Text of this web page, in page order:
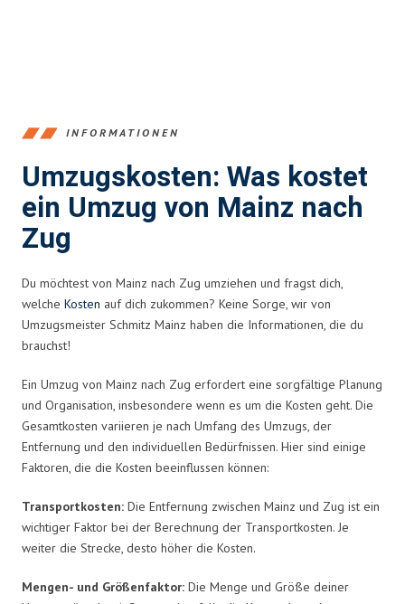
INFORMATIONEN
Umzugskosten: Was kostet
ein Umzug von Mainz nach
Zug
Du möchtest von Mainz nach Zug umziehen und fragst dich,
welche Kosten auf dich zukommen? Keine Sorge, wir von
Umzugsmeister Schmitz Mainz haben die Informationen, die du
brauchst!
Ein Umzug von Mainz nach Zug erfordert eine sorgfältige Planung
und Organisation, insbesondere wenn es um die Kosten geht. Die
Gesamtkosten variieren je nach Umfang des Umzugs, der
Entfernung und den individuellen Bedürfnissen. Hier sind einige
Faktoren, die die Kosten beeinflussen können:
Transportkosten: Die Entfernung zwischen Mainz und Zug ist ein
wichtiger Faktor bei der Berechnung der Transportkosten. Je
weiter die Strecke, desto höher die Kosten.
Mengen- und Größenfaktor: Die Menge und Größe deiner